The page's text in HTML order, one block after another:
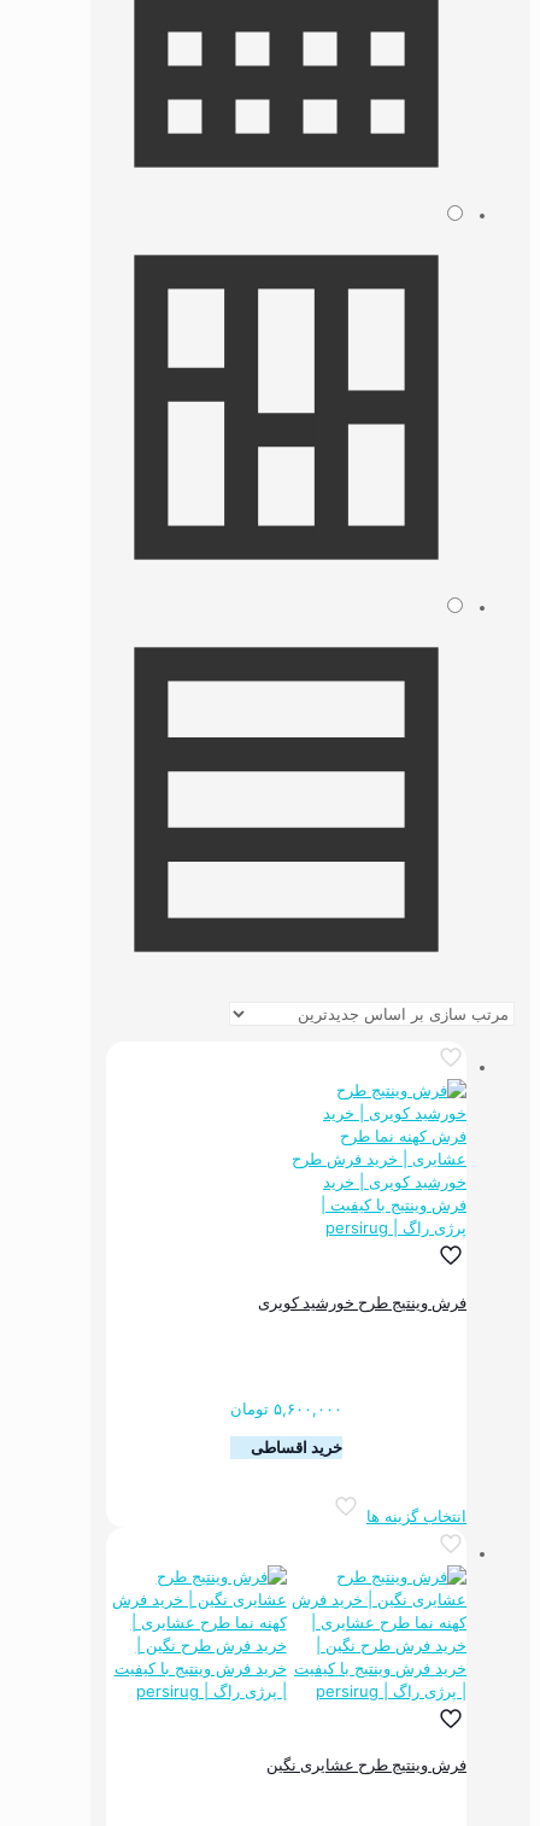
فرش وینتیج طرح خورشید کویری
۵,۶۰۰,۰۰۰ تومان
خرید اقساطی
انتخاب گزینه ها
این
محصول
انواع
مختلفی
می
باشد.
گزینه
ها
ممکن
صفحه
فرش وینتیج طرح عشایری نگین